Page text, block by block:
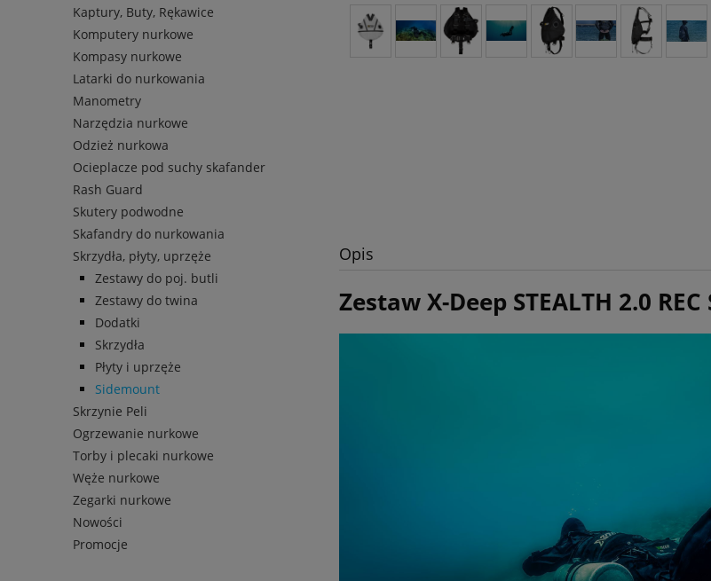
Kaptury, Buty, Rękawice
Komputery nurkowe
Kompasy nurkowe
Latarki do nurkowania
Manometry
Narzędzia nurkowe
Odzież nurkowa
Ocieplacze pod suchy skafander
Rash Guard
Skutery podwodne
Skafandry do nurkowania
Skrzydła, płyty, uprzęże
Zestawy do poj. butli
Zestawy do twina
Dodatki
Skrzydła
Płyty i uprzęże
Sidemount
Skrzynie Peli
Ogrzewanie nurkowe
Torby i plecaki nurkowe
Węże nurkowe
Zegarki nurkowe
Nowości
Promocje
Opis
Zestaw X-Deep STEALTH 2.0